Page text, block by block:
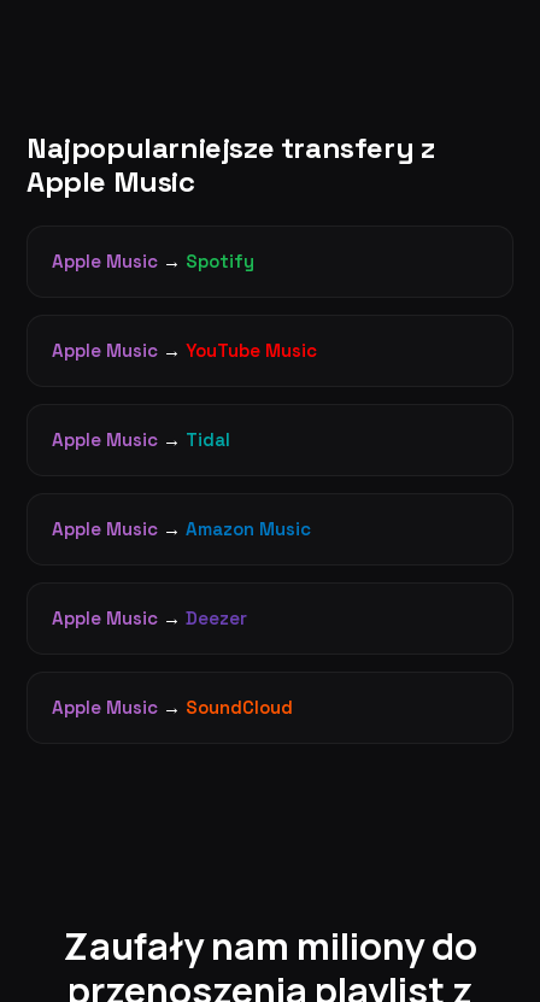
Najpopularniejsze transfery z
Apple Music
Apple Music → Spotify
Apple Music → YouTube Music
Apple Music → Tidal
Apple Music → Amazon Music
Apple Music → Deezer
Apple Music → SoundCloud
Zaufały nam miliony do
przenoszenia playlist z